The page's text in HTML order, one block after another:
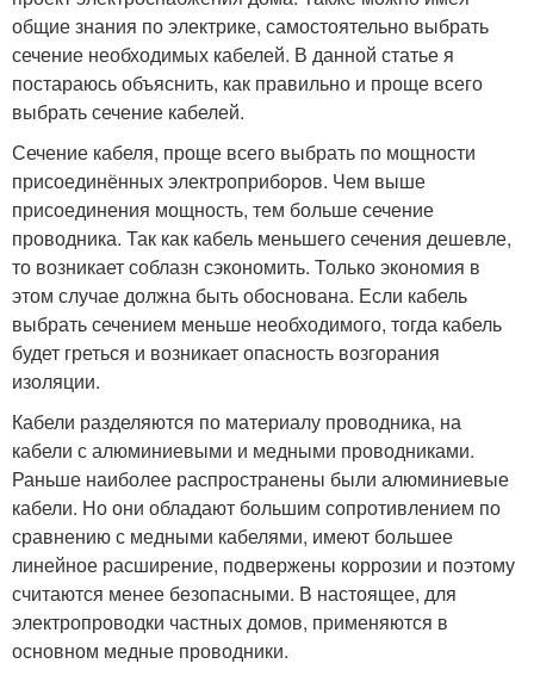
общие знания по электрике, самостоятельно выбрать
сечение необходимых кабелей. В данной статье я
постараюсь объяснить, как правильно и проще всего
выбрать сечение кабелей.
Сечение кабеля, проще всего выбрать по мощности
присоединённых электроприборов. Чем выше
присоединения мощность, тем больше сечение
проводника. Так как кабель меньшего сечения дешевле,
то возникает соблазн сэкономить. Только экономия в
этом случае должна быть обоснована. Если кабель
выбрать сечением меньше необходимого, тогда кабель
будет греться и возникает опасность возгорания
изоляции.
Кабели разделяются по материалу проводника, на
кабели с алюминиевыми и медными проводниками.
Раньше наиболее распространены были алюминиевые
кабели. Но они обладают большим сопротивлением по
сравнению с медными кабелями, имеют большее
линейное расширение, подвержены коррозии и поэтому
считаются менее безопасными. В настоящее, для
электропроводки частных домов, применяются в
основном медные проводники.